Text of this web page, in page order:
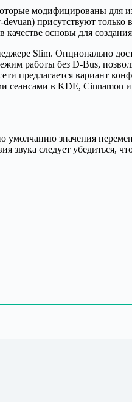
модифицированы для
присутствуют
основы для
Slim. Опционально
работы без D-Bus,
предлагается вариант
сеансами в KDE,
умолчанию значения
звука следует убедиться,